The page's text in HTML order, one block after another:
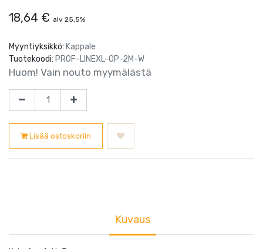
18,64 € alv 25,5%
Myyntiyksikkö: Kappale
Tuotekoodi: PROF-LINEXL-OP-2M-W
Huom! Vain nouto myymälästä
Lisää ostoskoriin
Kuvaus